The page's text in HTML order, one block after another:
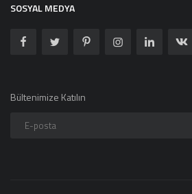
SOSYAL MEDYA
Bültenimize Katılın